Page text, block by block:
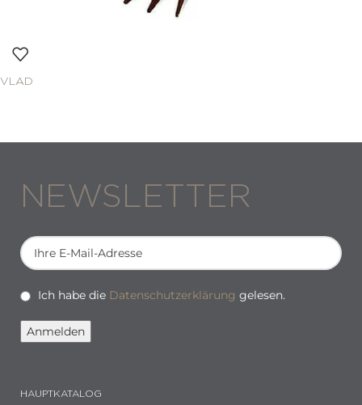
VLAD
NEWSLETTER
Ich habe die Datenschutzerklärung gelesen.
HAUPTKATALOG